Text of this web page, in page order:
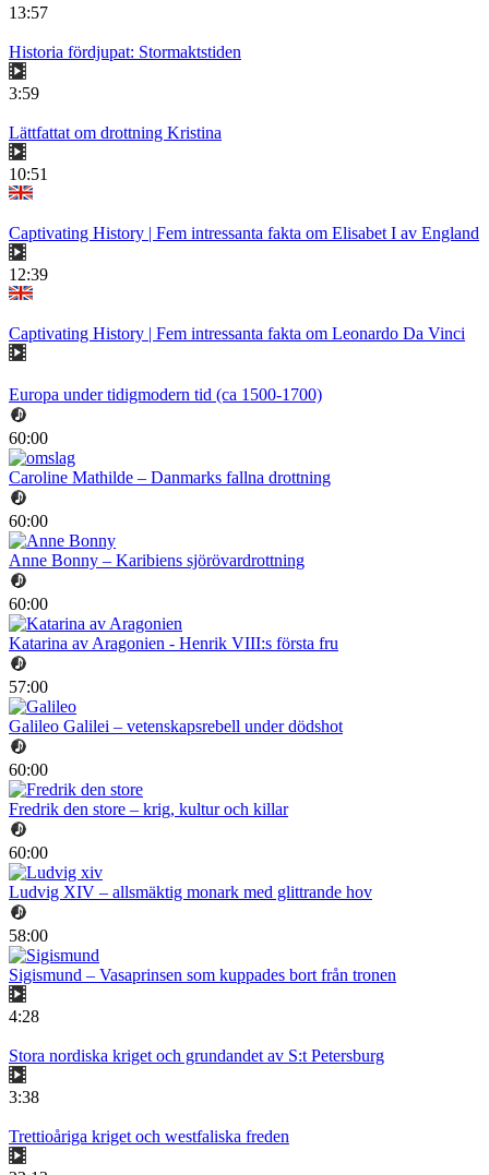
13:57
Historia fördjupat: Stormaktstiden
3:59
Lättfattat om drottning Kristina
10:51
Captivating History | Fem intressanta fakta om Elisabet I av England
12:39
Captivating History | Fem intressanta fakta om Leonardo Da Vinci
Europa under tidigmodern tid (ca 1500-1700)
60:00
Caroline Mathilde – Danmarks fallna drottning
60:00
Anne Bonny – Karibiens sjörövardrottning
60:00
Katarina av Aragonien - Henrik VIII:s första fru
57:00
Galileo Galilei – vetenskapsrebell under dödshot
60:00
Fredrik den store – krig, kultur och killar
60:00
Ludvig XIV – allsmäktig monark med glittrande hov
58:00
Sigismund – Vasaprinsen som kuppades bort från tronen
4:28
Stora nordiska kriget och grundandet av S:t Petersburg
3:38
Trettioåriga kriget och westfaliska freden